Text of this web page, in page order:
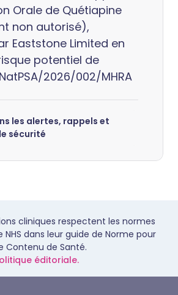
Orale de Quétiapine
non autorisé),
Eaststone Limited en
potentiel de
2026/002/MHRA
les alertes, rappels et
sécurité
cliniques respectent les normes
NHS dans leur guide de Norme pour
Contenu de Santé.
éditoriale.